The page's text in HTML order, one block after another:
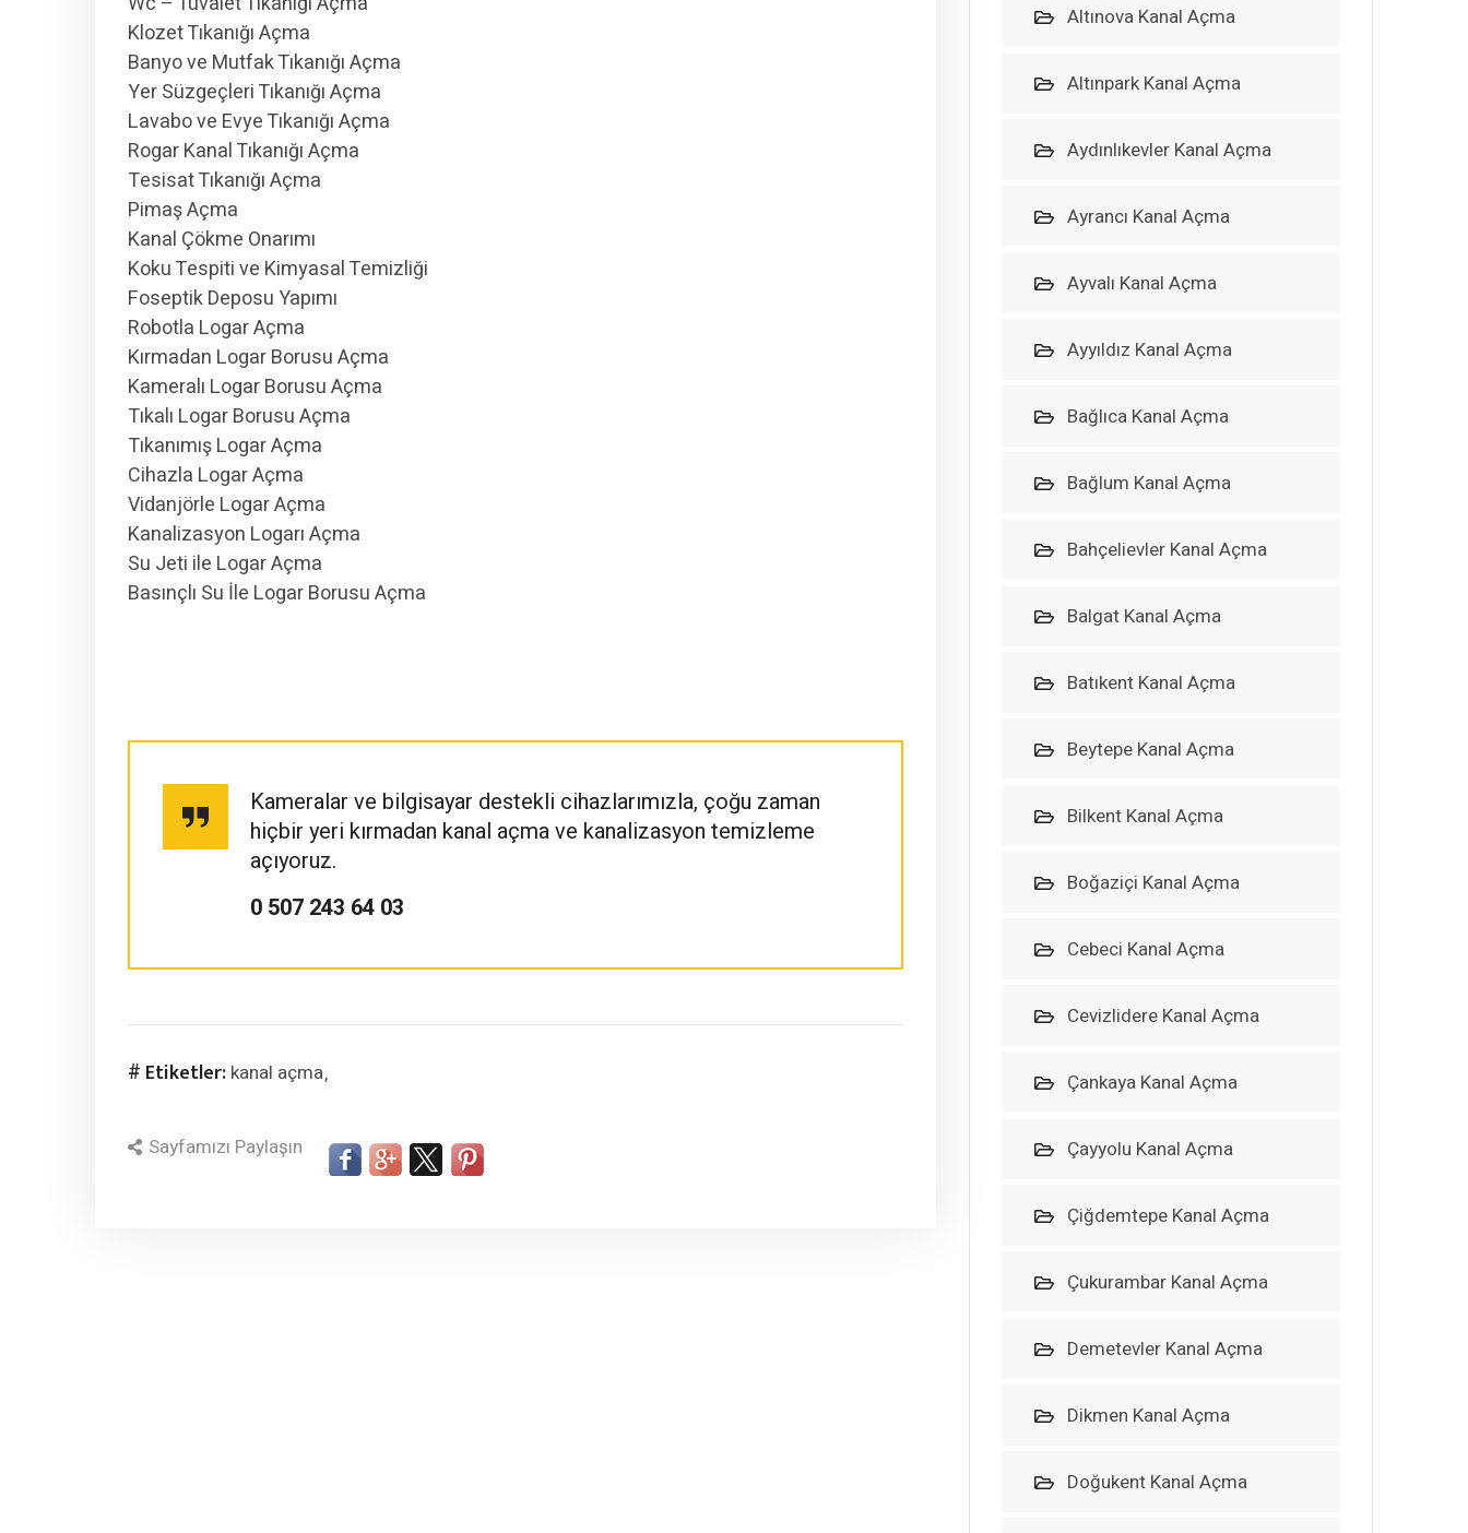
Klozet Tıkanığı Açma
Banyo ve Mutfak Tıkanığı Açma
Yer Süzgeçleri Tıkanığı Açma
Lavabo ve Evye Tıkanığı Açma
Rogar Kanal Tıkanığı Açma
Tesisat Tıkanığı Açma
Pimaş Açma
Kanal Çökme Onarımı
Koku Tespiti ve Kimyasal Temizliği
Foseptik Deposu Yapımı
Robotla Logar Açma
Kırmadan Logar Borusu Açma
Kameralı Logar Borusu Açma
Tıkalı Logar Borusu Açma
Tıkanımış Logar Açma
Cihazla Logar Açma
Vidanjörle Logar Açma
Kanalizasyon Logarı Açma
Su Jeti ile Logar Açma
Basınçlı Su İle Logar Borusu Açma
Kameralar ve bilgisayar destekli cihazlarımızla, çoğu zaman
hiçbir yeri kırmadan kanal açma ve kanalizasyon temizleme
açıyoruz.
0 507 243 64 03
# Etiketler: kanal açma
Sayfamızı Paylaşın
Altınova Kanal Açma
Altınpark Kanal Açma
Aydınlıkevler Kanal Açma
Ayrancı Kanal Açma
Ayvalı Kanal Açma
Ayyıldız Kanal Açma
Bağlıca Kanal Açma
Bağlum Kanal Açma
Bahçelievler Kanal Açma
Balgat Kanal Açma
Batıkent Kanal Açma
Beytepe Kanal Açma
Bilkent Kanal Açma
Boğaziçi Kanal Açma
Cebeci Kanal Açma
Cevizlidere Kanal Açma
Çankaya Kanal Açma
Çayyolu Kanal Açma
Çiğdemtepe Kanal Açma
Çukurambar Kanal Açma
Demetevler Kanal Açma
Dikmen Kanal Açma
Doğukent Kanal Açma